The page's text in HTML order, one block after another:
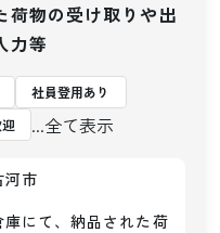
荷物の受け取りや出
力等
社員登用あり
...全て表示
河市
庫にて、納品された荷